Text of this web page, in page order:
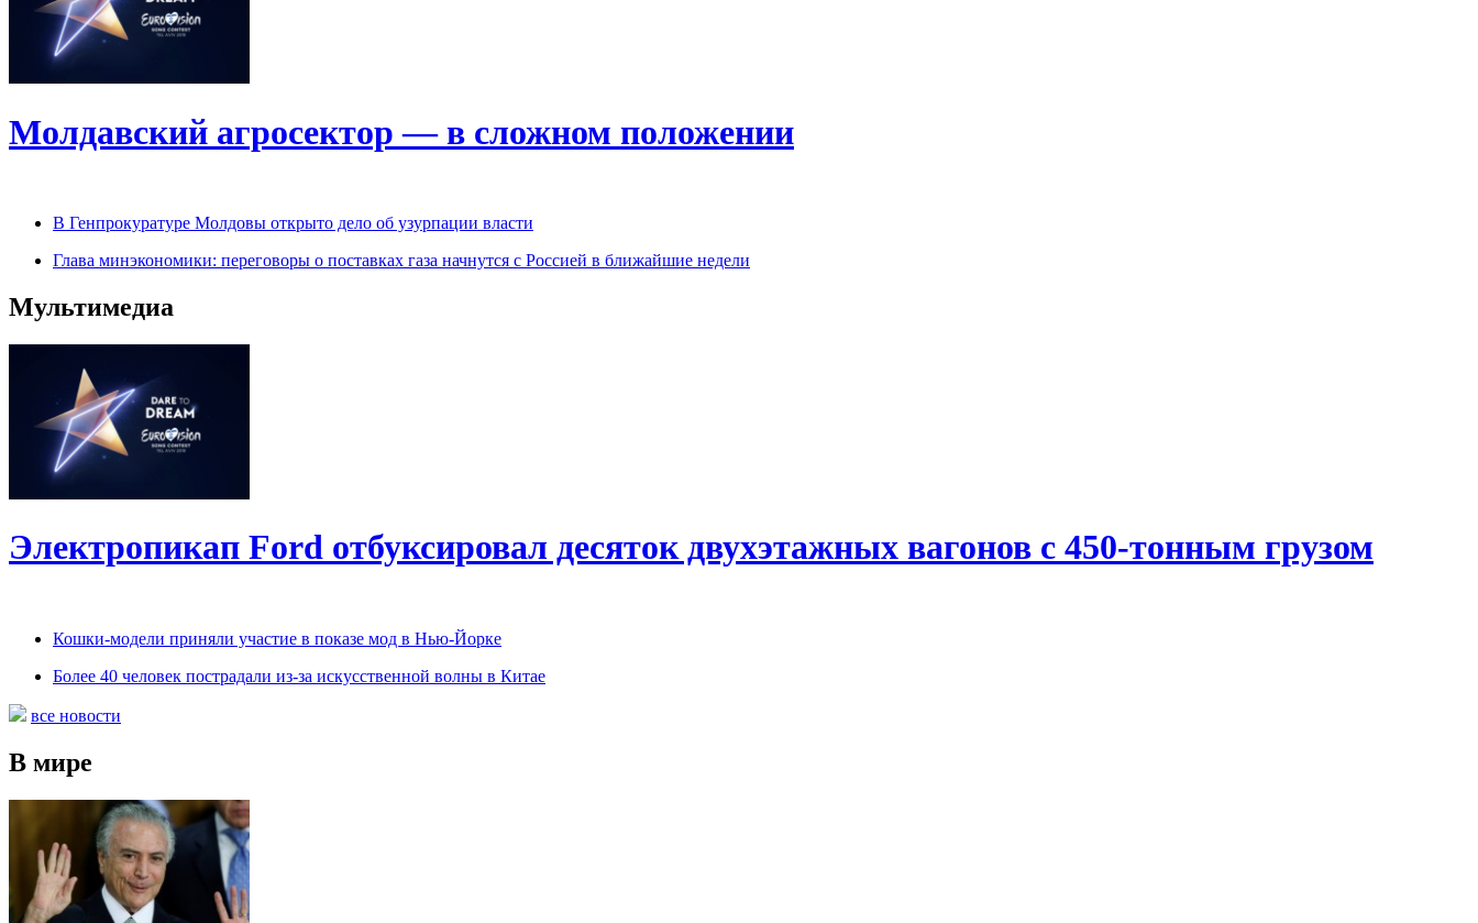
Молдавский агросектор — в сложном положении
В Генпрокуратуре Молдовы открыто дело об узурпации власти
Глава минэкономики: переговоры о поставках газа начнутся с Россией в ближайшие недели
Мультимедиа
Электропикап Ford отбуксировал десяток двухэтажных вагонов с 450-тонным грузом
Кошки-модели приняли участие в показе мод в Нью-Йорке
Более 40 человек пострадали из-за искусственной волны в Китае
все новости
В мире